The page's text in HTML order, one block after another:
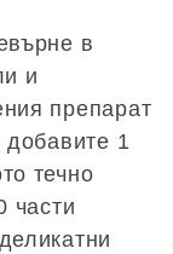
в
и
препарат
добавите 1
течно
части